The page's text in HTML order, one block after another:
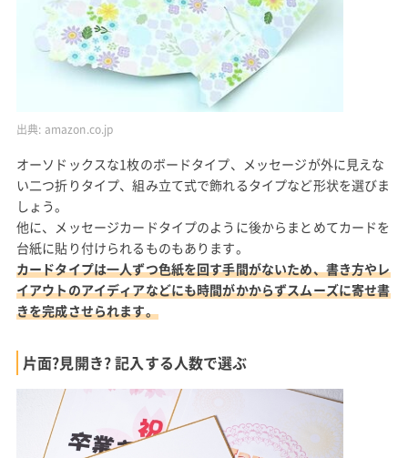
出典: amazon.co.jp
オーソドックスな1枚のボードタイプ、メッセージが外に見えな
い二つ折りタイプ、組み立て式で飾れるタイプなど形状を選びま
しょう。
他に、メッセージカードタイプのように後からまとめてカードを
台紙に貼り付けられるものもあります。
カードタイプは一人ずつ色紙を回す手間がないため、書き方やレ
イアウトのアイディアなどにも時間がかからずスムーズに寄せ書
きを完成させられます。
片面?見開き? 記入する人数で選ぶ